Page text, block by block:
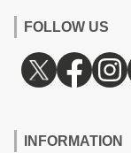
FOLLOW US
INFORMATION